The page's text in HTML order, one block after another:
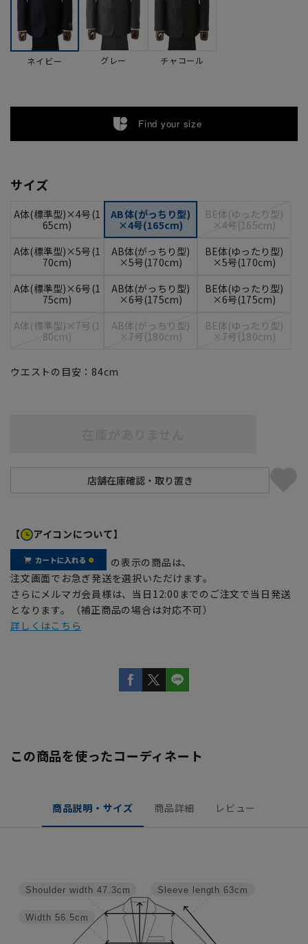
ネイビー グレー チャコール
Find your size
サイズ
A体(標準型)×4号(1
65cm)
AB体(がっちり型)
×4号(165cm)
BE体(ゆったり型)
×4号(165cm)
A体(標準型)×5号(1
70cm)
AB体(がっちり型)
×5号(170cm)
BE体(ゆったり型)
×5号(170cm)
A体(標準型)×6号(1
75cm)
AB体(がっちり型)
×6号(175cm)
BE体(ゆったり型)
×6号(175cm)
A体(標準型)×7号(1
80cm)
AB体(がっちり型)
×7号(180cm)
BE体(ゆったり型)
×7号(180cm)
ウエストの目安： 84cm
【 アイコンについて】
の表示の商品は、
注文画面でお急ぎ発送を選択いただけます。
さらにメルマガ会員様は、当日12:00までのご注文で当日発送
となります。（補正商品の場合は対応不可）
詳しくはこちら
この商品を使ったコーディネート
商品説明・サイズ 商品詳細 レビュー
Sleeve length 63cm
Width 56.5cm
Shoulder width 47.3cm